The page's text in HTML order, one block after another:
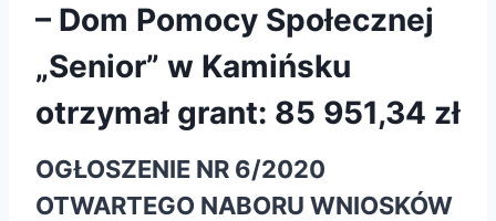
– Dom Pomocy Społecznej
„Senior” w Kamińsku
otrzymał grant: 85 951,34 zł
OGŁOSZENIE NR 6/2020
OTWARTEGO NABORU WNIOSKÓW